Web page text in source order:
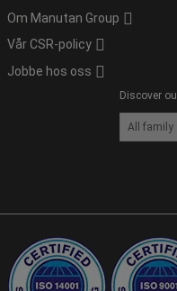
Om Manutan Group
Vår CSR-policy
Jobbe hos oss
Discover